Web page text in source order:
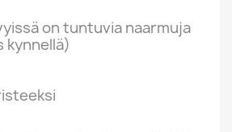
on tuntuvia naarmuja
kynnellä)